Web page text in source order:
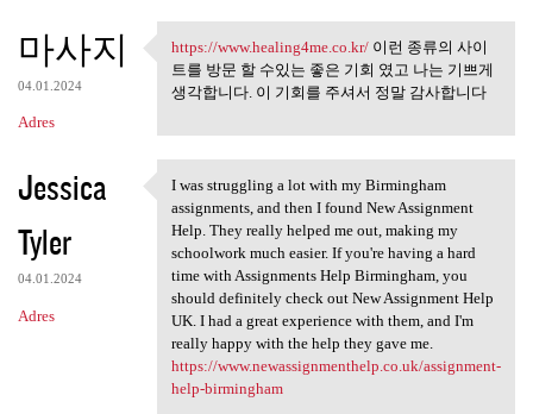
마사지
04.01.2024
Adres
https://www.healing4me.co.kr/
https://www.healing4me.co.kr/이런 종류의 사이
트를 방문 할 수있는 좋은 기회 였고 나는 기쁘게
생각합니다. 이 기회를 주셔서 정말 감사합니다
Jessica
Tyler
04.01.2024
Adres
I was struggling a lot with
I was struggling a lot with my Birmingham
assignments, and then I found New Assignment
Help. They really helped me out, making my
schoolwork much easier. If you're having a hard
time with Assignments Help Birmingham, you
should definitely check out New Assignment Help
UK. I had a great experience with them, and I'm
really happy with the help they gave me.
https://www.newassignmenthelp.co.uk/assignment-
help-birmingham